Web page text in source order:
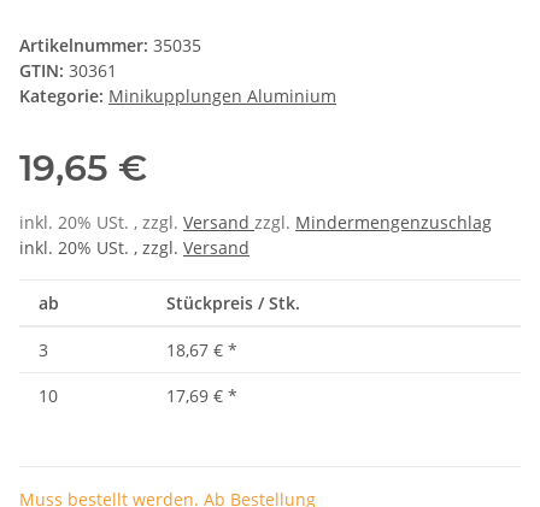
Artikelnummer: 35035
GTIN: 30361
Kategorie: Minikupplungen Aluminium
19,65 €
inkl. 20% USt. , zzgl. Versand zzgl. Mindermengenzuschlag
inkl. 20% USt. , zzgl. Versand
ab Stückpreis / Stk.
3 18,67 € *
10
17,69 € *
Muss bestellt werden. Ab Bestellung